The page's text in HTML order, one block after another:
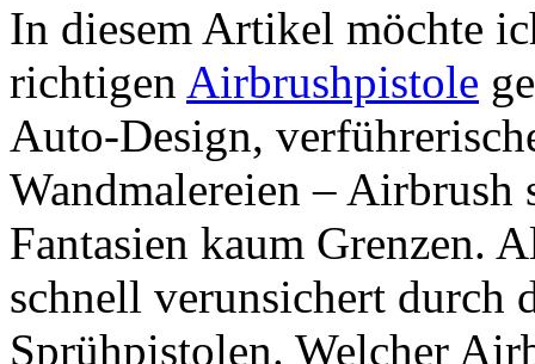
In diesem Artikel möchte
richtigen Airbrushpistole
Auto-Design,
Wandmalereien – Airbrush
Fantasien kaum Grenzen.
schnell verunsichert durch
Sprühpistolen. Welcher